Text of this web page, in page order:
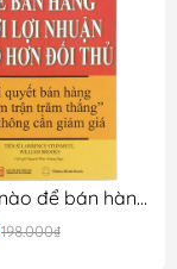
Làm thế nào để bán hàng với lợi nhuận cao hơn đối thủ
198.000₫